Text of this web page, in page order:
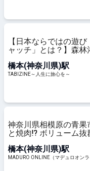
【日本ならではの遊
ャッチ」とは？】森林
「つちざわの森」 |
に旅心を～
橋本(神奈川県)駅
TABIZINE～人生に旅心を～
神奈川県相模原の青果
と焼肉!? ボリューム抜
橋本(神奈川県)駅
MADURO ONLINE（マデュロオンラ